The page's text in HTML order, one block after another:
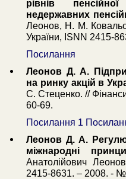
рівнів
недержавних
Леонов, Н. М.
України, ISNN 2415-
Посилання
Леонов Д. А.
на ринку акцій в
С. Стеценко. //
60-69.
Посилання 1
Леонов Д. А.
міжнародні
Анатолійович
2415-8631. – 2008. -